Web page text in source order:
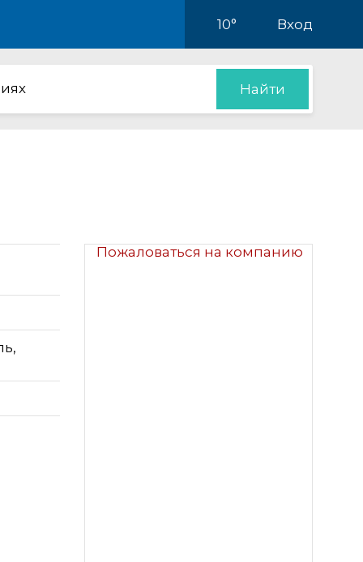
10° Вход
Найти
Пожаловаться на компанию